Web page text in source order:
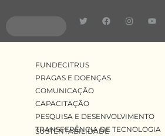
SUSTENTABILIDADE
FUNDECITRUS
PRAGAS E DOENÇAS
COMUNICAÇÃO
CAPACITAÇÃO
PESQUISA E DESENVOLVIMENTO
TRANSFERÊNCIA DE TECNOLOGIA